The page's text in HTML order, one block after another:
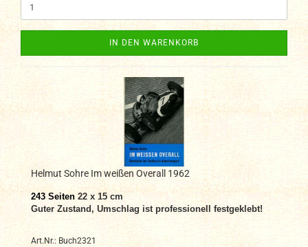
IN DEN WARENKORB
Helmut Sohre Im weißen Overall 1962
243 Seiten 22 x 15 cm
Guter Zustand, Umschlag ist professionell festgeklebt!
Art.Nr.: Buch2321